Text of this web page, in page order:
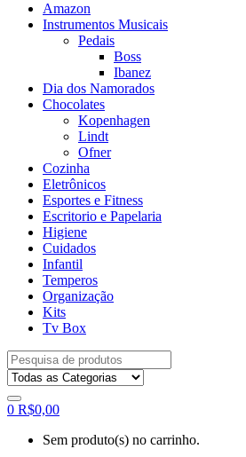
Amazon
Instrumentos Musicais
Pedais
Boss
Ibanez
Dia dos Namorados
Chocolates
Kopenhagen
Lindt
Ofner
Cozinha
Eletrônicos
Esportes e Fitness
Escritorio e Papelaria
Higiene
Cuidados
Infantil
Temperos
Organização
Kits
Tv Box
Procurar
por:
0 R$0,00
Sem produto(s) no carrinho.